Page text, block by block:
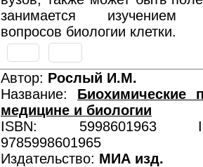
занимается изучением
вопросов биологии клетки.
Автор: Рослый И.М.
Название: Биохимические
медицине и биологии
ISBN: 5998601963
9785998601965
Издательство: МИА изд.